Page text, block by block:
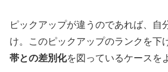
ピックアップが違うのであれば、自
け。このピックアップのランクを下
帯との差別化を図っているケースを